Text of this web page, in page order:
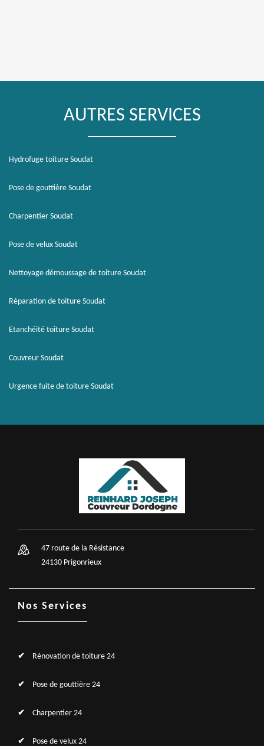
AUTRES SERVICES
Hydrofuge toiture Soudat
Pose de gouttière Soudat
Charpentier Soudat
Pose de velux Soudat
Nettoyage démoussage de toiture Soudat
Réparation de toiture Soudat
Etanchéité toiture Soudat
Couvreur Soudat
Urgence fuite de toiture Soudat
47 route de la Résistance
24130 Prigonrieux
Nos Services
Rénovation de toiture 24
Pose de gouttière 24
Charpentier 24
Pose de velux 24